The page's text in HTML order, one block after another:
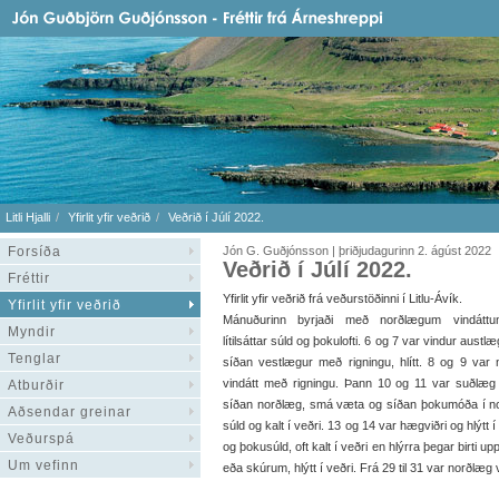
Litli Hjalli Yfirlit yfir veðrið Veðrið í Júlí 2022.
Forsíða
Fréttir
Yfirlit yfir veðrið
Myndir
Tenglar
Atburðir
Aðsendar greinar
Veðurspá
Um vefinn
Jón G. Guðjónsson | þriðjudagurinn 2. ágúst 2022
Veðrið í Júlí 2022.
Yfirlit yfir veðrið frá veðurstöðinni í Litlu-Ávík.
Mánuðurinn byrjaði með norðlægum
lítilsáttar súld og þokulofti. 6 og 7 var vindur
síðan vestlægur með rigningu, hlítt. 8 og 9 var
vindátt með rigningu. Þann 10 og 11 var suðlæg
síðan norðlæg, smá væta og síðan þokumóða í
súld og kalt í veðri. 13 og 14 var hægviðri og hlýtt
og þokusúld, oft kalt í veðri en hlýrra þegar birti
eða skúrum, hlýtt í veðri. Frá 29 til 31 var norðlæg